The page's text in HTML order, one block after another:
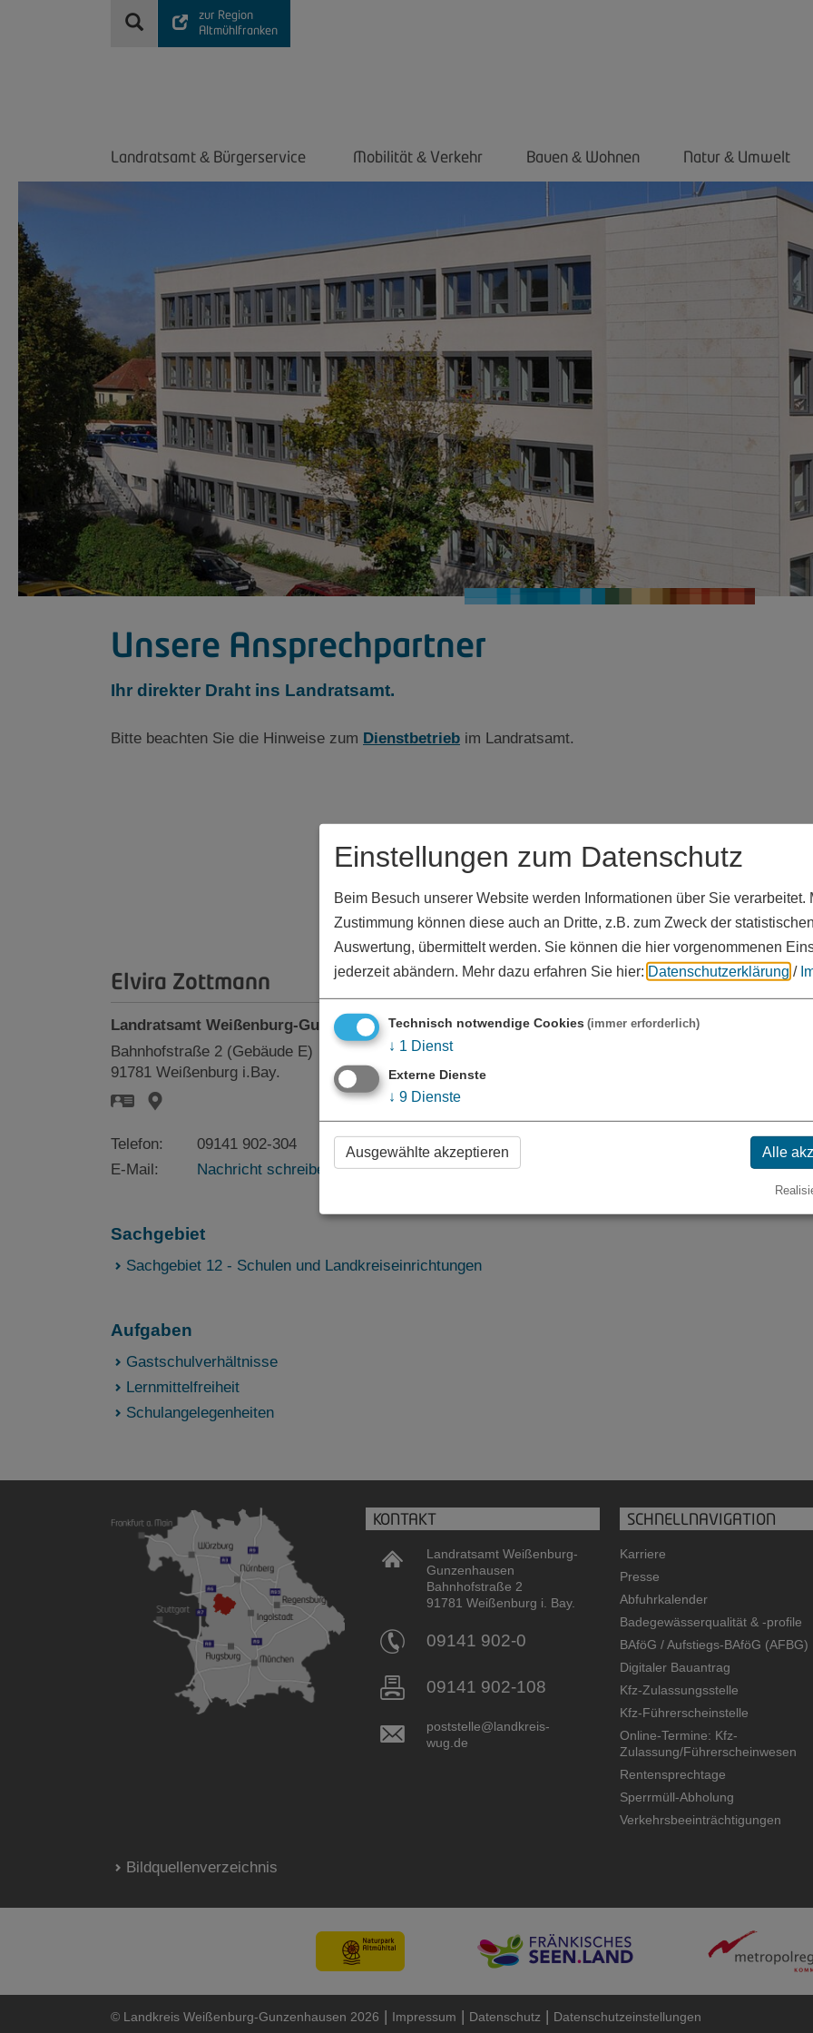
zur Region
Altmühlfranken
Landratsamt & Bürgerservice Mobilität & Verkehr Bauen & Wohnen Natur & Umwelt
Unsere Ansprechpartner
Ihr direkter Draht ins Landratsamt.
Bitte beachten Sie die Hinweise zum Dienstbetrieb im Landratsamt.
Elvira Zottmann
Landratsamt Weißenburg-Gunzenhausen
Bahnhofstraße 2 (Gebäude E)
91781 Weißenburg i.Bay.
Telefon:
09141 902-304
E-Mail:
Nachricht schreiben
Sachgebiet
Sachgebiet 12 - Schulen und Landkreiseinrichtungen
Aufgaben
Gastschulverhältnisse
Lernmittelfreiheit
Schulangelegenheiten
KONTAKT
Landratsamt Weißenburg-
Gunzenhausen
Bahnhofstraße 2
91781 Weißenburg i. Bay.
09141 902-0
09141 902-108
poststelle@landkreis-
wug.de
SCHNELLNAVIGATION
Karriere
Presse
Abfuhrkalender
Badegewässerqualität& -profile
BAföG / Aufstiegs-BAföG (AFBG)
Digitaler Bauantrag
Kfz-Zulassungsstelle
Kfz-Führerscheinstelle
Online-Termine: Kfz-
Zulassung/Führerscheinwesen
Rentensprechtage
Sperrmüll-Abholung
Verkehrsbeeinträchtigungen
Bildquellenverzeichnis
© Landkreis Weißenburg-Gunzenhausen 2026 | Impressum | Datenschutz | Datenschutzeinstellungen
Einstellungen zum Datenschutz
Beim Besuch unserer Website werden Informationen über Sie verarbeitet.
Zustimmung können diese auch an Dritte, z.B. zum Zweck der statistischen
Auswertung, übermittelt werden. Sie können die hier vorgenommenen
jederzeit abändern. Mehr dazu erfahren Sie hier: Datenschutzerklärung /
Technisch notwendige Cookies (immer erforderlich)
↓ 1 Dienst
Externe Dienste
↓ 9 Dienste
Ausgewählte akzeptieren Alle